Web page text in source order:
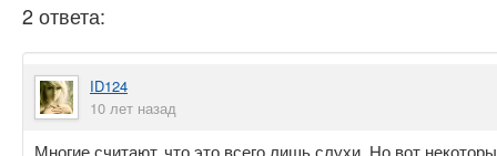
2 ответа:
ID124
10 лет назад
Многие считают, что это всего лишь слухи. Но вот